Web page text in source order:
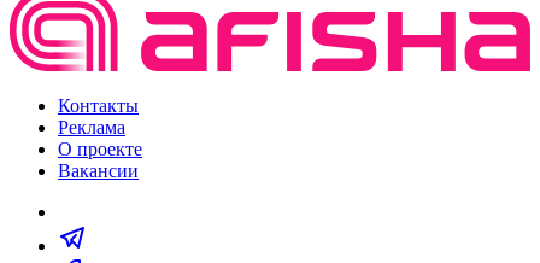
Контакты
Реклама
О проекте
Вакансии